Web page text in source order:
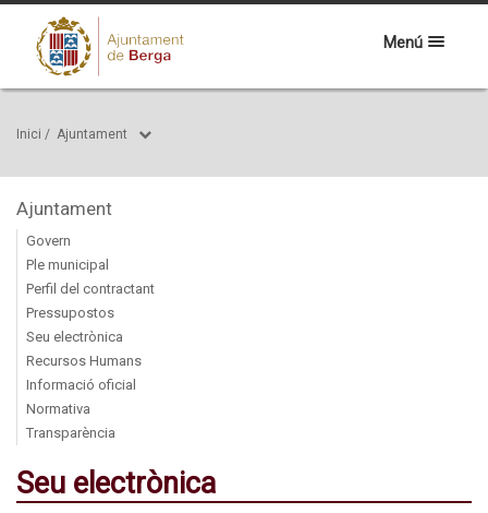
Menú
Inici / Ajuntament
Ajuntament
Govern
Ple municipal
Perfil del contractant
Pressupostos
Seu electrònica
Recursos Humans
Informació oficial
Normativa
Transparència
Seu electrònica